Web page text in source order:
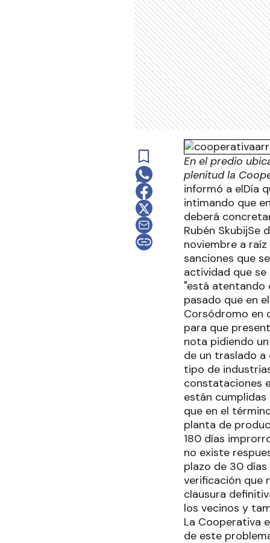
En el predio
plenitud la
informó a elDía
intimando que
deberá
Rubén SkubijSe
noviembre a
sanciones que
actividad que se
"está atentando
pasado que en
Corsódromo en
para que
nota pidiendo
de un traslado
tipo de
constataciones
están
que en el
planta de
180 días
no existe
plazo de 30
verificación que
clausura
los vecinos y
La Cooperativa
de este